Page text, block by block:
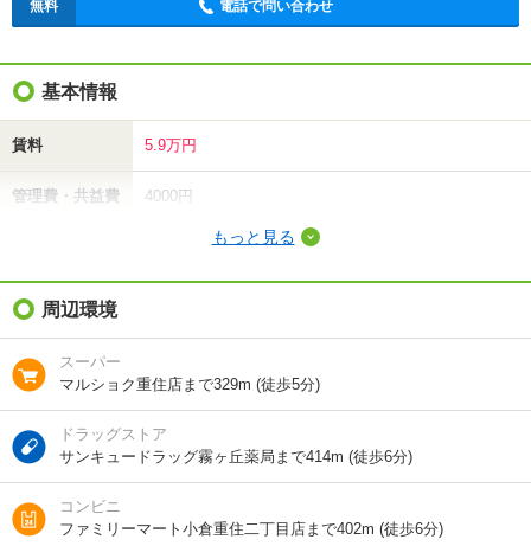
無料 電話で問い合わせ
基本情報
賃料 5.9万円
管理費・共益費 4000円
礼金（敷引・償
却金）
間取り / 専有面
積
2LDK / 55.83m²
種別 / 構造 マンション
もっと見る
周辺環境
スーパー
マルショク重住店まで329m (徒歩5分)
ドラッグストア
サンキュードラッグ霧ヶ丘薬局まで414m (徒歩6分)
コンビニ
ファミリーマート小倉重住二丁目店まで402m (徒歩6分)